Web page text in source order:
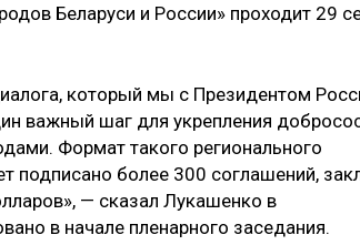
Беларуси и России» проходит 29
который мы с Президентом
важный шаг для укрепления
Формат такого регионального
подписано более 300 соглашений,
— сказал Лукашенко в
в начале пленарного заседания.